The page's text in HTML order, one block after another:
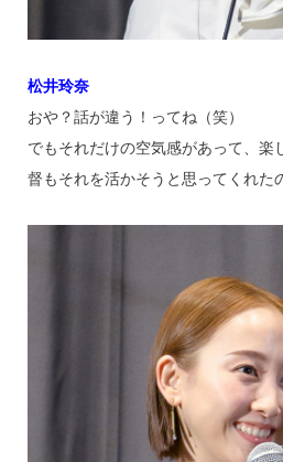
松井玲奈
おや？話が違う！ってね（笑）
でもそれだけの空気感があって、楽
督もそれを活かそうと思ってくれた